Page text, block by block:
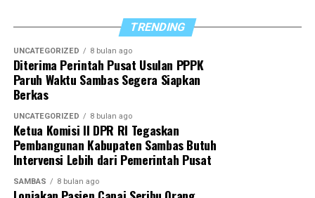
Di akhir arahannya, Satono berharap sinergi yang
selama ini terjalin dapat terus diperkuat sehingga
seluruh program pemerintah daerah dapat berjalan
optimal demi mewujudkan Sambas yang lebih maju dan
sejahtera.
“Dengan sinergitas yang telah dibangun, kita optimistis
dapat menyukseskan berbagai program pemerintah
daerah untuk mewujudkan Sambas Berkah
Berkemajuan,” tutupnya.
TRENDING
UNCATEGORIZED 8 bulan ago
Diterima Perintah Pusat Usulan PPPK
Paruh Waktu Sambas Segera Siapkan
Berkas
UNCATEGORIZED 8 bulan ago
Ketua Komisi II DPR RI Tegaskan
Pembangunan Kabupaten Sambas Butuh
Intervensi Lebih dari Pemerintah Pusat
SAMBAS 8 bulan ago